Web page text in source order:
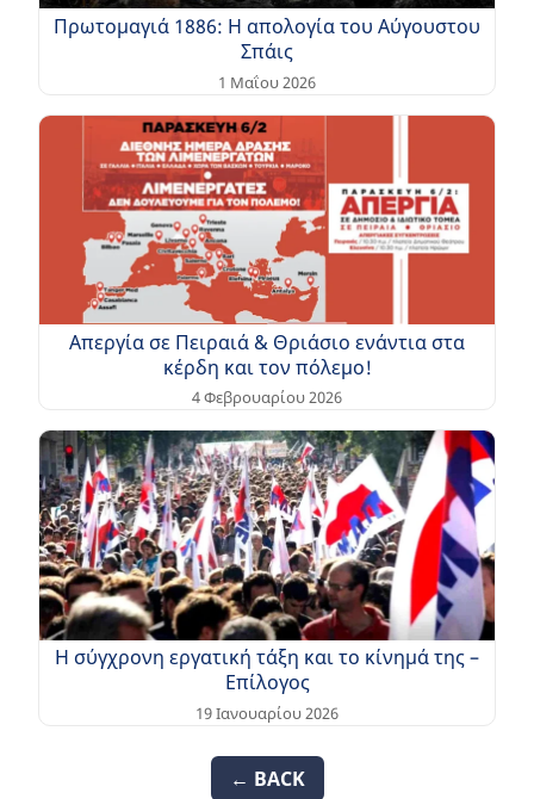
Πρωτομαγιά 1886: Η απολογία του Αύγουστου
Σπάις
1 Μαΐου 2026
Απεργία σε Πειραιά & Θριάσιο ενάντια στα
κέρδη και τον πόλεμο!
4 Φεβρουαρίου 2026
Η σύγχρονη εργατική τάξη και το κίνημά της –
Επίλογος
19 Ιανουαρίου 2026
← BACK